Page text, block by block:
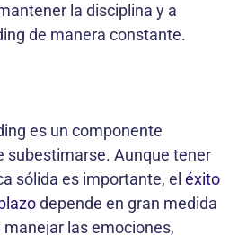
la disciplina y a
de manera constante.
es un componente
subestimarse. Aunque tener
sólida es importante, el éxito
depende en gran medida
las emociones,